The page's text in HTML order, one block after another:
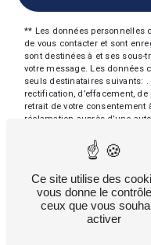
** Les données personnelles
de vous contacter et sont
sont destinées à et ses sous-
votre message. Les données
seuls destinataires suivants: .
rectification, d’effacement,
retrait de votre
réclamation auprès d’une
sort de vos données post-
voie postale à l'adresse ou
justificatif d'identité pourra
données pendant la période
de prescription légale aux
contentieux. Vous avez le
au démarchage
. Consultez le
Ce site utilise des
vous donne le
ceux que vous
activer